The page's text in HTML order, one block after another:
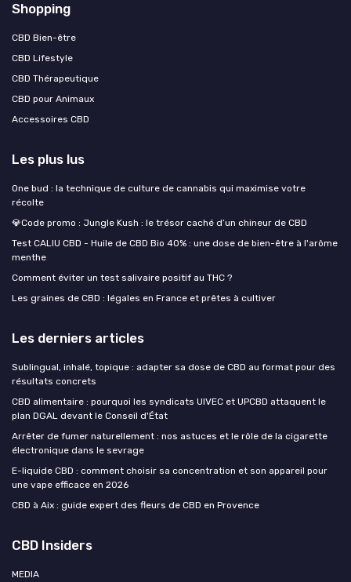
Shopping
CBD Bien-être
CBD Lifestyle
CBD Thérapeutique
CBD pour Animaux
Accessoires CBD
Les plus lus
One bud : la technique de culture de cannabis qui maximise votre
récolte
💎Code promo : Jungle Kush : le trésor caché d’un chineur de CBD
Test CALIU CBD - Huile de CBD Bio 40% : une dose de bien-être à l'arôme
menthe
Comment éviter un test salivaire positif au THC ?
Les graines de CBD : légales en France et prêtes à cultiver
Les derniers articles
Sublingual, inhalé, topique : adapter sa dose de CBD au format pour des
résultats concrets
CBD alimentaire : pourquoi les syndicats UIVEC et UPCBD attaquent le
plan DGAL devant le Conseil d'État
Arrêter de fumer naturellement : nos astuces et le rôle de la cigarette
électronique dans le sevrage
E-liquide CBD : comment choisir sa concentration et son appareil pour
une vape efficace en 2026
CBD à Aix : guide expert des fleurs de CBD en Provence
CBD Insiders
MEDIA